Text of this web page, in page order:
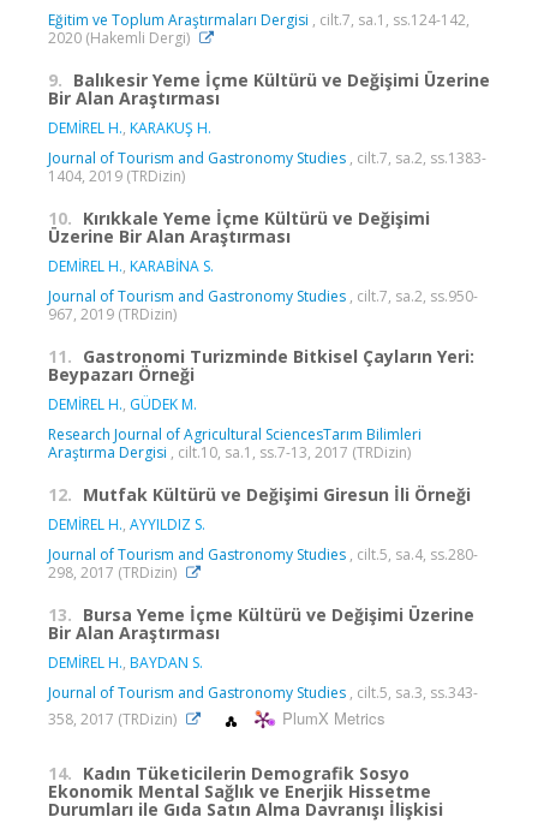
Eğitim ve Toplum Araştırmaları Dergisi , cilt.7, sa.1, ss.124-142,
2020 (Hakemli Dergi)
9. Balıkesir Yeme İçme Kültürü ve Değişimi Üzerine
Bir Alan Araştırması
DEMİREL H., KARAKUŞ H.
Journal of Tourism and Gastronomy Studies , cilt.7, sa.2, ss.1383-
1404, 2019 (TRDizin)
10. Kırıkkale Yeme İçme Kültürü ve Değişimi
Üzerine Bir Alan Araştırması
DEMİREL H., KARABİNA S.
Journal of Tourism and Gastronomy Studies , cilt.7, sa.2, ss.950-
967, 2019 (TRDizin)
11. Gastronomi Turizminde Bitkisel Çayların Yeri:
Beypazarı Örneği
DEMİREL H., GÜDEK M.
Research Journal of Agricultural SciencesTarım Bilimleri
Araştırma Dergisi , cilt.10, sa.1, ss.7-13, 2017 (TRDizin)
12. Mutfak Kültürü ve Değişimi Giresun İli Örneği
DEMİREL H., AYYILDIZ S.
Journal of Tourism and Gastronomy Studies , cilt.5, sa.4, ss.280-
298, 2017 (TRDizin)
13. Bursa Yeme İçme Kültürü ve Değişimi Üzerine
Bir Alan Araştırması
DEMİREL H., BAYDAN S.
Journal of Tourism and Gastronomy Studies , cilt.5, sa.3, ss.343-
358, 2017 (TRDizin)
PlumX Metrics
14. Kadın Tüketicilerin Demografik Sosyo
Ekonomik Mental Sağlık ve Enerjik Hissetme
Durumları ile Gıda Satın Alma Davranışı İlişkisi